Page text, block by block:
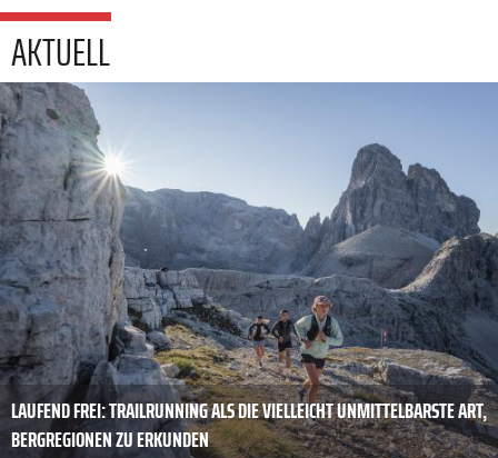
AKTUELL
LAUFEND FREI: TRAILRUNNING ALS DIE VIELLEICHT UNMITTELBARSTE ART,
BERGREGIONEN ZU ERKUNDEN